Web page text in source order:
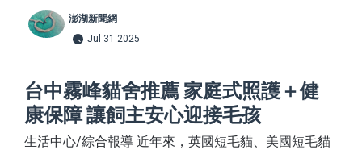
澎湖新聞網
Jul 31 2025
台中霧峰貓舍推薦 家庭式照護＋健
康保障 讓飼主安心迎接毛孩
生活中心/綜合報導 近年來，英國短毛貓、美國短毛貓